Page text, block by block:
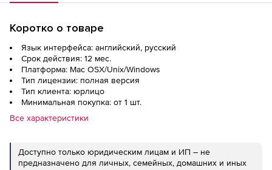
Коротко о товаре
Язык интерфейса: английский, русский
Срок действия: 12 мес.
Платформа: Mac OSX/Unix/Windows
Тип лицензии: полная версия
Тип клиента: юрлицо
Минимальная покупка: от 1 шт.
Все характеристики
Доступно только юридическим лицам и ИП – не
предназначено для личных, семейных, домашних и иных